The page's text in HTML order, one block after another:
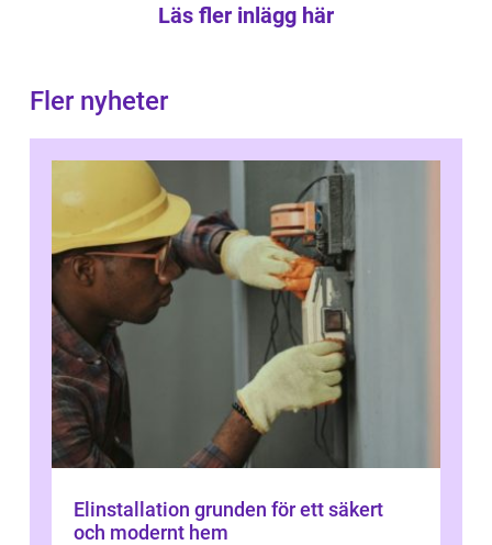
Läs fler inlägg här
Fler nyheter
Elinstallation grunden för ett säkert
och modernt hem